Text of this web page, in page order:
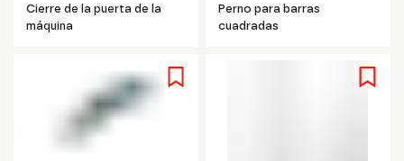
Cierre de la puerta de la
máquina
Perno para barras
cuadradas